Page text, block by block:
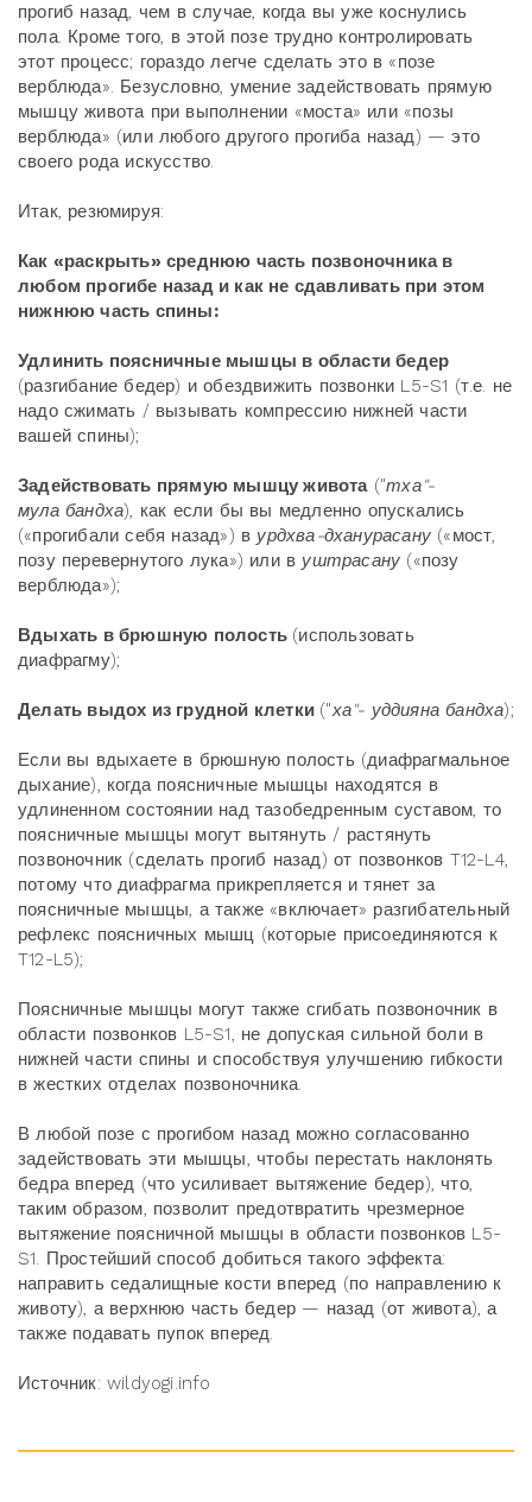
прогиб назад, чем в случае, когда вы уже коснулись
пола. Кроме того, в этой позе трудно контролировать
этот процесс; гораздо легче сделать это в «позе
верблюда». Безусловно, умение задействовать прямую
мышцу живота при выполнении «моста» или «позы
верблюда» (или любого другого прогиба назад) — это
своего рода искусство.
Итак, резюмируя:
Как «раскрыть» среднюю часть позвоночника в
любом прогибе назад и как не сдавливать при этом
нижнюю часть спины:
Удлинить поясничные мышцы в области бедер
(разгибание бедер) и обездвижить позвонки L5-S1 (т.е. не
надо сжимать / вызывать компрессию нижней части
вашей спины);
Задействовать прямую мышцу живота("тха"-
мула бандха), как если бы вы медленно опускались
(«прогибали себя назад») в урдхва-дханурасану («мост,
позу перевернутого лука») или в уштрасану («позу
верблюда»);
Вдыхать в брюшную полость (использовать
диафрагму);
Делать выдох из грудной клетки ("ха"- уддияна бандха);
Если вы вдыхаете в брюшную полость (диафрагмальное
дыхание), когда поясничные мышцы находятся в
удлиненном состоянии над тазобедренным суставом, то
поясничные мышцы могут вытянуть / растянуть
позвоночник (сделать прогиб назад) от позвонков T12-L4,
потому что диафрагма прикрепляется и тянет за
поясничные мышцы, а также «включает» разгибательный
рефлекс поясничных мышц (которые присоединяются к
T12-L5);
Поясничные мышцы могут также сгибать позвоночник в
области позвонков L5-S1, не допуская сильной боли в
нижней части спины и способствуя улучшению гибкости
в жестких отделах позвоночника.
В любой позе с прогибом назад можно согласованно
задействовать эти мышцы, чтобы перестать наклонять
бедра вперед (что усиливает вытяжение бедер), что,
таким образом, позволит предотвратить чрезмерное
вытяжение поясничной мышцы в области позвонков L5-
S1. Простейший способ добиться такого эффекта:
направить седалищные кости вперед (по направлению к
животу), а верхнюю часть бедер — назад (от живота), а
также подавать пупок вперед.
Источник: wildyogi.info